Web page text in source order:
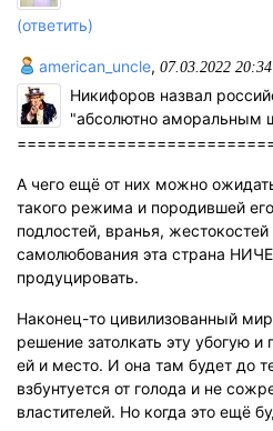
(ответить)
american_uncle, 07.03.2022 20:34
Никифоров назвал
"абсолютно аморальным
А чего ещё от них можно
такого режима и породившей
подлостей, вранья, жестокостей
самолюбования эта страна
продуцировать.
Наконец-то цивилизованный
решение затолкать эту убогую и
ей и место. И она там будет до
взбунтуется от голода и не
властителей. Но когда это ещё